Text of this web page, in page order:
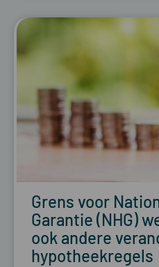
Grens voor
Garantie (NHG)
ook andere
hypotheekregels